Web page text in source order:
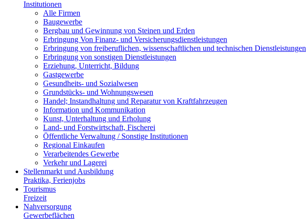
Institutionen
Alle Firmen
Baugewerbe
Bergbau und Gewinnung von Steinen und Erden
Erbringung Von Finanz- und Versicherungsdienstleistungen
Erbringung von freiberuflichen, wissenschaftlichen und technischen Dienstleistungen
Erbringung von sonstigen Dienstleistungen
Erziehung, Unterricht, Bildung
Gastgewerbe
Gesundheits- und Sozialwesen
Grundstücks- und Wohnungswesen
Handel; Instandhaltung und Reparatur von Kraftfahrzeugen
Information und Kommunikation
Kunst, Unterhaltung und Erholung
Land- und Forstwirtschaft, Fischerei
Öffentliche Verwaltung / Sonstige Institutionen
Regional Einkaufen
Verarbeitendes Gewerbe
Verkehr und Lagerei
Stellenmarkt und Ausbildung
Praktika, Ferienjobs
Tourismus
Freizeit
Nahversorgung
Gewerbeflächen